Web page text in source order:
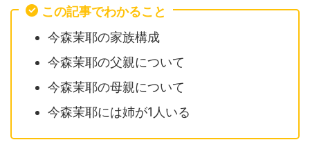
この記事でわかること
今森茉耶の家族構成
今森茉耶の父親について
今森茉耶の母親について
今森茉耶には姉が1人いる